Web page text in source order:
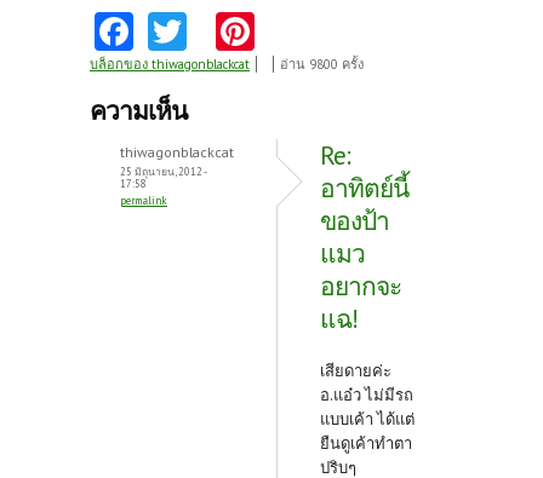
Fa
ce
b
o
o
k
w
itt
er
nt
es
บล็อกของ thiwagonblackcat อ่าน 9800 ครั้ง
ความเห็น
thiwagonblackcat
25 มิถุนายน, 2012 -
17:58
permalink
Re:
อาทิตย์นี้
ของป้า
แมว
อยากจะ
แฉ!
เสียดายค่ะ
อ.แอ๋ว ไม่มีรถ
แบบเค้า ได้แต่
ยืนดูเค้าทำตา
ปริบๆ